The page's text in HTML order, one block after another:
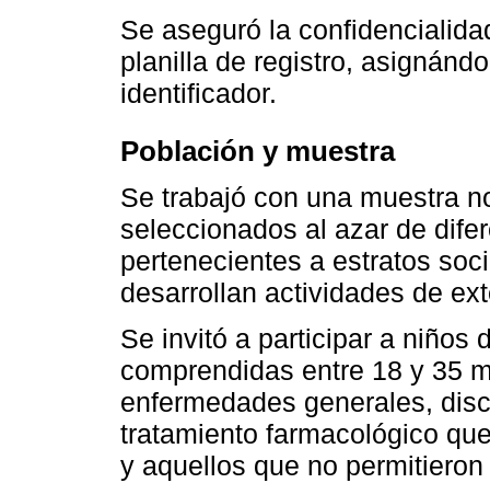
Se aseguró la
planilla de registro,
identificador.
Población y muestra
Se trabajó con una muestra
seleccionados al azar de
pertenecientes a estratos
desarrollan actividades de
Se invitó a participar a niños
comprendidas entre 18 y 35
enfermedades generales,
tratamiento farmacológico
y aquellos que no